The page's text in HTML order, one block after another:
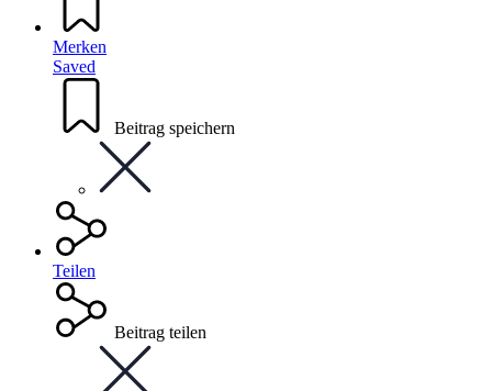
Merken
Saved
Beitrag speichern
Teilen
Beitrag teilen